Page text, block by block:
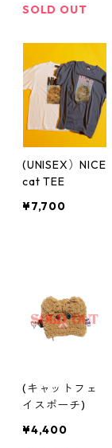
O,28 / small)
SOLD OUT
(UNISEX）NICE
cat TEE
¥7,700
(キャットフェ
イスポーチ)
¥4,400